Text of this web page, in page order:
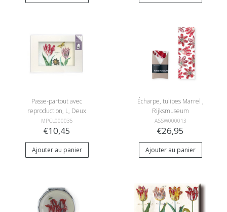
Passe-partout avec
reproduction, L, Deux
tulipes à coquille et
insectes, Marrel
MPCL000035
€10,45
Ajouter au panier
Écharpe, tulipes Marrel ,
Rijksmuseum
ASSW000013
€26,95
Ajouter au panier